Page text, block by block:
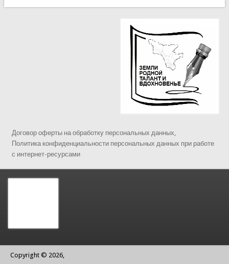
Договор оферты на обработку персональных данных,
Политика конфиденциальности персональных данных при работе
с интернет-ресурсами
Copyright © 2026,